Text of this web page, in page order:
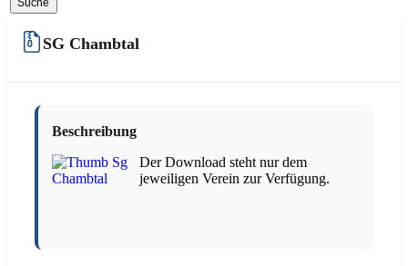
SG Chambtal
Beschreibung
Der Download steht nur dem
jeweiligen Verein zur Verfügung.